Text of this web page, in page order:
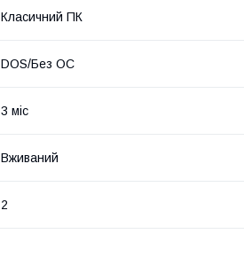
Класичний ПК
DOS/Без ОС
3 міс
Вживаний
2